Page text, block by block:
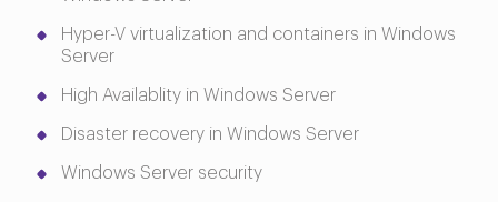
Hyper-V virtualization and containers in Windows
Server
High Availablity in Windows Server
Disaster recovery in Windows Server
Windows Server security